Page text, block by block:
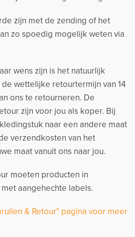
zijn met de zending of het
zo spoedig mogelijk weten via
wens zijn is het natuurlijk
wettelijke retourtermijn van 14
ons te retourneren. De
zijn voor jou als koper. Bij
naar een andere maat
verzendkosten van het
maat vanuit ons naar jou.
moeten producten in
aangehechte labels.
& Retour" pagina voor meer